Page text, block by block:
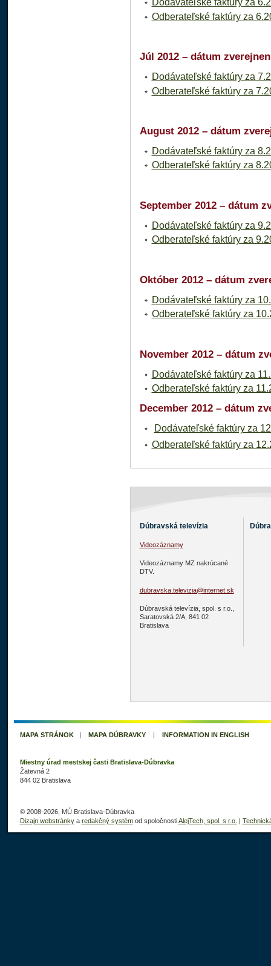
Dodávateľské faktúry za
Odberateľské faktúry za
Júl 2012 – dátum
Dodávateľské faktúry za
Odberateľské faktúry za
August 2012 – dátum
Dodávateľské faktúry za
Odberateľské faktúry za
September 2012 – dátum
Dodávateľské faktúry za
Odberateľské faktúry za
Október 2012 – dátum
Dodávateľské faktúry za
Odberateľské faktúry za
November 2012 – dátum
Dodávateľské faktúry za
Odberateľské faktúry za
December 2012 – dátum
Dodávateľské faktúry za
Odberateľské faktúry za
Dúbravská televízia
Videozáznamy
Videozáznamy MZ nakrúcané
DTV.
dubravska.televizia@internet.sk
Dúbravská televízia, spol. s r.o.,
Saratovská 2/A, 841 02
Bratislava
MAPA STRÁNOK| MAPA DÚBRAVKY| INFORMATION IN ENGLISH
Miestny úrad mestskej časti Bratislava-Dúbravka
Žatevná 2
844 02 Bratislava
© 2008-2026, MÚ Bratislava-Dúbravka
Dizajn webstránkya redakčný systémod spoločnostiAlejTech, spol. s r.o. |